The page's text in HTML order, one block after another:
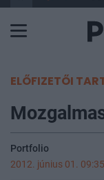
ELŐFIZETŐI
Portfolio
2012. június 01. 09:35